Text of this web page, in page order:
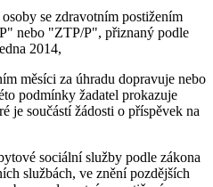
se zdravotním postižením
nebo "ZTP/P", přiznaný podle
2014,
měsíci za úhradu dopravuje nebo
podmínky žadatel prokazuje
je součástí žádosti o příspěvek na
sociální služby podle zákona
službách, ve znění pozdějších